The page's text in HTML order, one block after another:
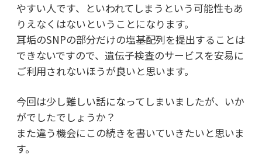
やすい人です、といわれてしまうという可能性もあ
りえなくはないということになります。
耳垢のSNPの部分だけの塩基配列を提出することは
できないですので、遺伝子検査のサービスを安易に
ご利用されないほうが良いと思います。
今回は少し難しい話になってしまいましたが、いか
がでしたでしょうか？
また違う機会にこの続きを書いていきたいと思いま
す。